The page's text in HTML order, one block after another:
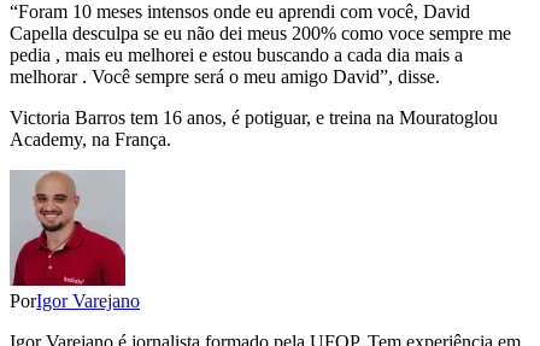
“Foram 10 meses intensos onde eu aprendi com você, David
Capella desculpa se eu não dei meus 200% como voce sempre me
pedia , mais eu melhorei e estou buscando a cada dia mais a
melhorar . Você sempre será o meu amigo David”, disse.
Victoria Barros tem 16 anos, é potiguar, e treina na Mouratoglou
Academy, na França.
PorIgor Varejano